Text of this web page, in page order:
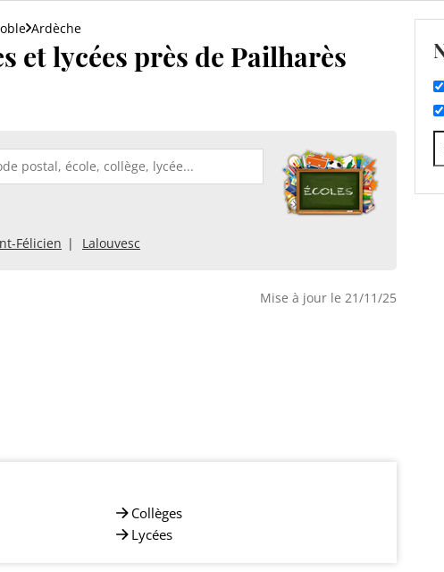
Ardèche
et lycées près de Pailharès
Félicien Lalouvesc
Mise à jour le 21/11/25
Collèges
Lycées